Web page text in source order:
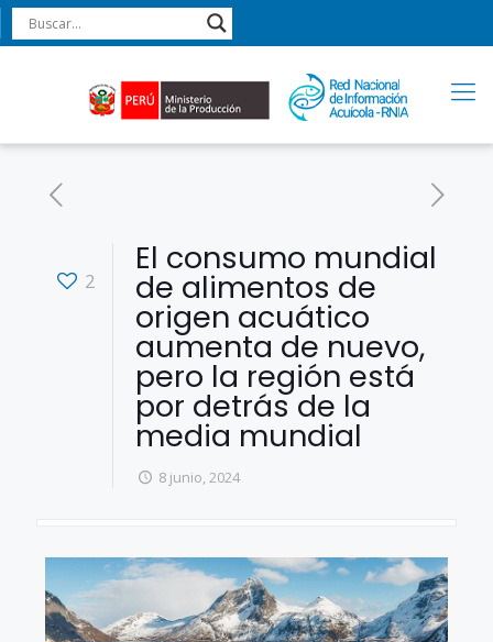
2
El consumo mundial
de alimentos de
origen acuático
aumenta de nuevo,
pero la región está
por detrás de la
media mundial
8 junio, 2024